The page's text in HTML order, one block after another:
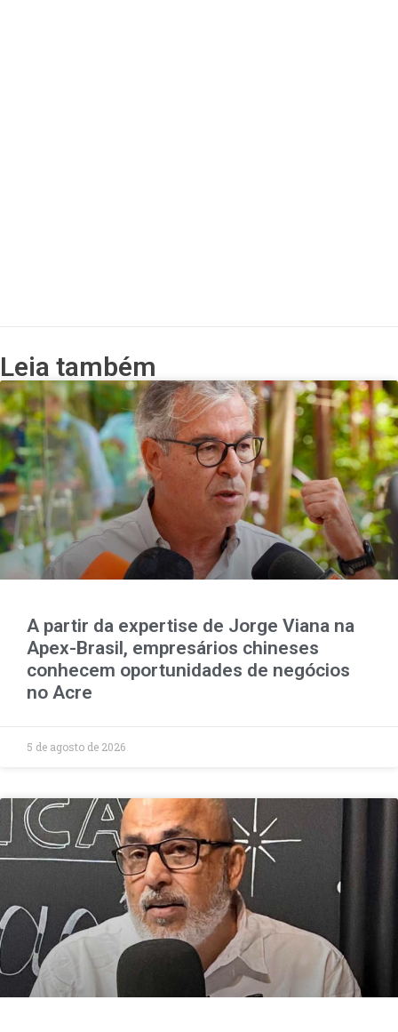
Leia também
A partir da expertise de Jorge Viana na
Apex-Brasil, empresários chineses
conhecem oportunidades de negócios
no Acre
5 de agosto de 2026